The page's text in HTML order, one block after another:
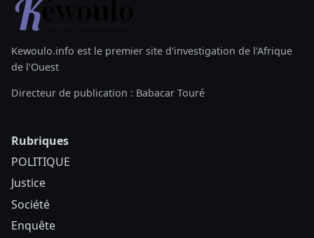
Kewoulo.info est le premier site d'investigation de l'Afrique
de l'Ouest
Directeur de publication : Babacar Touré
Rubriques
POLITIQUE
Justice
Société
Enquête